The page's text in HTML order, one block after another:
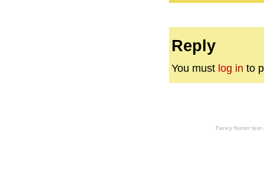
Reply
You must log in to
Fancy footer